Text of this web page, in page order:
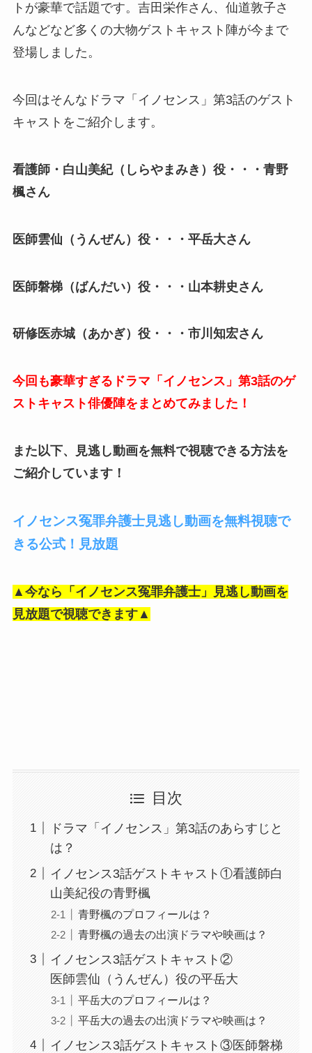
トが豪華で話題です。吉田栄作さん、仙道敦子さ
んなどなど多くの大物ゲストキャスト陣が今まで
登場しました。
今回はそんなドラマ「イノセンス」第3話のゲスト
キャストをご紹介します。
看護師・白山美紀（しらやまみき）役・・・青野
楓さん
医師雲仙（うんぜん）役・・・ 平岳大さん
医師磐梯（ばんだい）役・・・山本耕史さん
研修医赤城（あかぎ）役・・・市川知宏さん
今回も豪華すぎるドラマ「イノセンス」第3話のゲ
ストキャスト俳優陣をまとめてみました！
また以下、見逃し動画を無料で視聴できる方法を
ご紹介しています！
イノセンス冤罪弁護士見逃し動画を無料視聴で
きる公式！見放題
▲今なら「イノセンス冤罪弁護士」見逃し動画を
見放題で視聴できます▲
目次
ドラマ「イノセンス」第3話のあらすじと
は？
イノセンス3話ゲストキャスト①看護師白
山美紀役の青野楓
青野楓のプロフィールは？
青野楓の過去の出演ドラマや映画は？
イノセンス3話ゲストキャスト②
医師雲仙（うんぜん）役の平岳大
平岳大のプロフィールは？
平岳大の過去の出演ドラマや映画は？
イノセンス3話ゲストキャスト③医師磐梯